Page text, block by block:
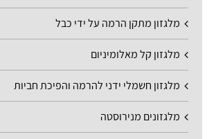
מלגזון מתקן הרמה על ידי כבל
מלגזון קל מאלומיניום
מלגזון חשמלי ידני להרמה והפיכת חביות
מלגזונים מנירוסטה